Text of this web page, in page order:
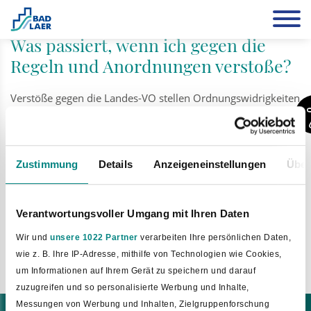
Zustimmung Details Anzeigeneinstellungen
Verantwortungsvoller Umgang mit Ihren Daten
Wir und unsere 1022 Partner verarbeiten Ihre persönlichen Daten,
wie z. B. Ihre IP-Adresse, mithilfe von Technologien wie Cookies,
um Informationen auf Ihrem Gerät zu speichern und darauf
zuzugreifen und so personalisierte Werbung und Inhalte,
Messungen von Werbung und Inhalten, Zielgruppenforschung
Leben
Was passiert, wenn ich gegen die
Regeln und Anordnungen verstoße?
Verstöße gegen die Landes-VO stellen Ordnungswidrigkeiten
nach § 73 Abs. 1 a Nr. 24 IfSG dar und werden mit
Bußgeldern bis zu 25 000 Euro geahndet. Die nach dem
Infektionsschutzgesetz zuständigen Behörden und die
Polizei sind gehalten, die Bestimmungen dieser Verordnung
durchzusetzen und Verstöße zu ahnden.